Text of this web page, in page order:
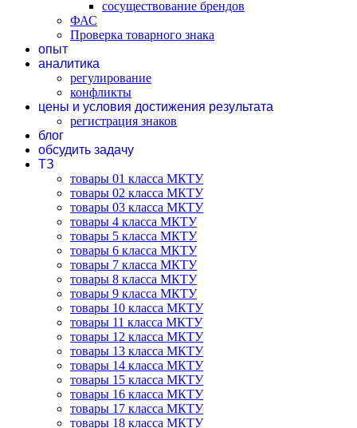
сосуществование брендов
ФАС
Проверка товарного знака
опыт
аналитика
регулирование
конфликты
цены и условия достижения результата
регистрация знаков
блог
обсудить задачу
ТЗ
товары 01 класса МКТУ
товары 02 класса МКТУ
товары 03 класса МКТУ
товары 4 класса МКТУ
товары 5 класса МКТУ
товары 6 класса МКТУ
товары 7 класса МКТУ
товары 8 класса МКТУ
товары 9 класса МКТУ
товары 10 класса МКТУ
товары 11 класса МКТУ
товары 12 класса МКТУ
товары 13 класса МКТУ
товары 14 класса МКТУ
товары 15 класса МКТУ
товары 16 класса МКТУ
товары 17 класса МКТУ
товары 18 класса МКТУ